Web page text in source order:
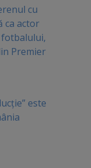
cu
ca actor
Premier
este